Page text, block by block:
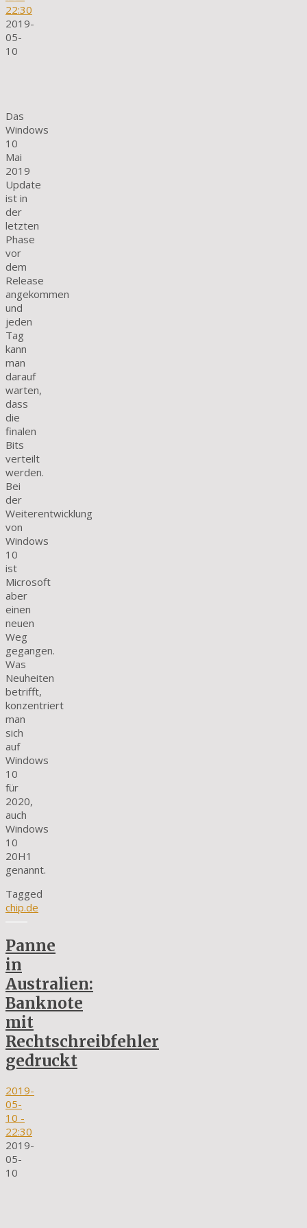
22:30
2019-
05-
10
Das
Windows
10
Mai
2019
Update
ist in
der
letzten
Phase
vor
dem
Release
angekommen
und
jeden
Tag
kann
man
darauf
warten,
dass
die
finalen
Bits
verteilt
werden.
Bei
der
Weiterentwicklung
von
Windows
10
ist
Microsoft
aber
einen
neuen
Weg
gegangen.
Was
Neuheiten
betrifft,
konzentriert
man
sich
auf
Windows
10
für
2020,
auch
Windows
10
20H1
genannt.
Tagged
chip.de
Panne
in
Australien:
Banknote
mit
Rechtschreibfehler
gedruckt
2019-
05-
10 -
22:30
2019-
05-
10